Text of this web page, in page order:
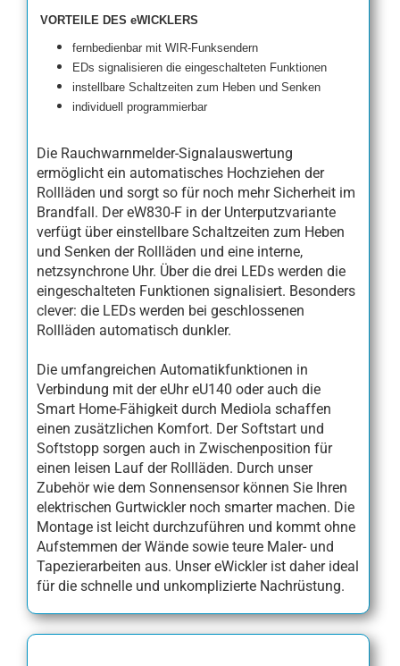
VORTEILE DES eWICKLERS
fernbedienbar mit WIR-Funksendern
EDs signalisieren die eingeschalteten Funktionen
instellbare Schaltzeiten zum Heben und Senken
individuell programmierbar
Die Rauchwarnmelder-Signalauswertung
ermöglicht ein automatisches Hochziehen der
Rollläden und sorgt so für noch mehr Sicherheit im
Brandfall. Der eW830-F in der Unterputzvariante
verfügt über einstellbare Schaltzeiten zum Heben
und Senken der Rollläden und eine interne,
netzsynchrone Uhr. Über die drei LEDs werden die
eingeschalteten Funktionen signalisiert. Besonders
clever: die LEDs werden bei geschlossenen
Rollläden automatisch dunkler.
Die umfangreichen Automatikfunktionen in
Verbindung mit der eUhr eU140 oder auch die
Smart Home-Fähigkeit durch Mediola schaffen
einen zusätzlichen Komfort. Der Softstart und
Softstopp sorgen auch in Zwischenposition für
einen leisen Lauf der Rollläden. Durch unser
Zubehör wie dem Sonnensensor können Sie Ihren
elektrischen Gurtwickler noch smarter machen. Die
Montage ist leicht durchzuführen und kommt ohne
Aufstemmen der Wände sowie teure Maler- und
Tapezierarbeiten aus. Unser eWickler ist daher ideal
für die schnelle und unkomplizierte Nachrüstung.